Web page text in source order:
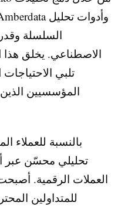
السلسلة
الاصطناعي. يخلق هذا
تلبي الاحتياجات
المؤسسيين
بالنسبة للعملاء
تحليلي محسّن عبر
العملات الرقمية.
للمتداولين